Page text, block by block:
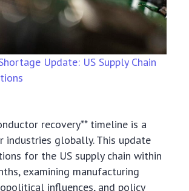
Update: US Supply Chain
recovery** timeline is a
industries globally. This update
for the US supply chain within
examining manufacturing
influences, and policy